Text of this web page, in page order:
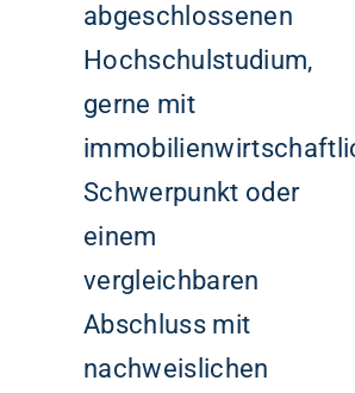
abgeschlossenen
Hochschulstudium,
gerne mit
Schwerpunkt oder
einem
vergleichbaren
Abschluss mit
nachweislichen